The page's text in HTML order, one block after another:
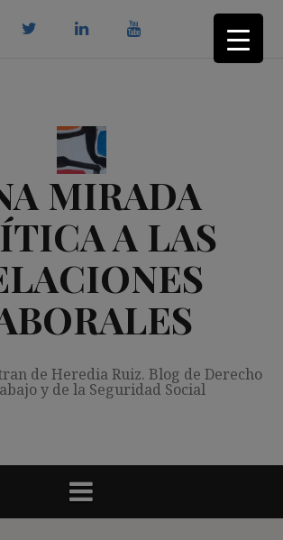
MIRADA
A LAS
de Heredia Ruiz. Blog de Derecho
y de la Seguridad Social